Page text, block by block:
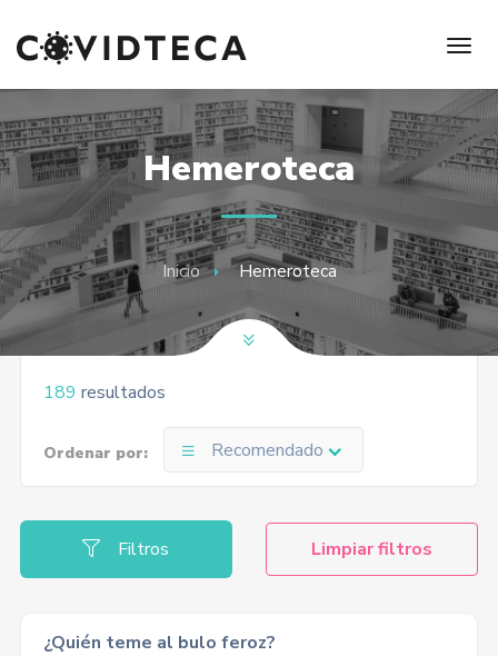
Hemeroteca
Inicio Hemeroteca
189 resultados
Ordenar por: Recomendado
Filtros Limpiar filtros
¿Quién teme al bulo feroz?